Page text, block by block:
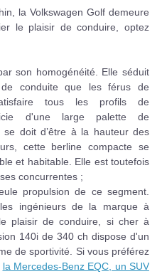
la Volkswagen Golf demeure
le plaisir de conduire, optez
son homogénéité. Elle séduit
conduite que les férus de
tous les profils de
d'une large palette de
se doit d’être à la hauteur des
cette berline compacte se
et habitable. Elle est toutefois
concurrentes ;
propulsion de ce segment.
ingénieurs de la marque à
plaisir de conduire, si cher à
140i de 340 ch dispose d'un
de sportivité. Si vous préférez
la Mercedes-Benz EQC, un SUV